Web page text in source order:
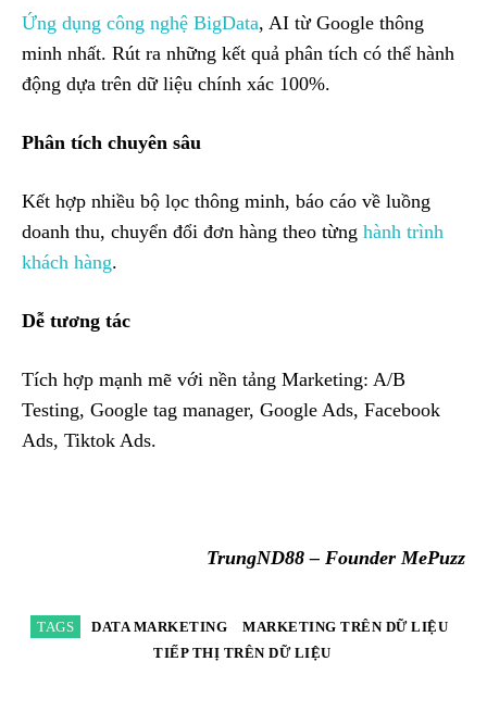
Ứng dụng công nghệ BigData, AI từ Google thông
minh nhất. Rút ra những kết quả phân tích có thể hành
động dựa trên dữ liệu chính xác 100%.
Phân tích chuyên sâu
Kết hợp nhiều bộ lọc thông minh, báo cáo về luồng
doanh thu, chuyển đổi đơn hàng theo từng hành trình
khách hàng.
Dễ tương tác
Tích hợp mạnh mẽ với nền tảng Marketing: A/B
Testing, Google tag manager, Google Ads, Facebook
Ads, Tiktok Ads.
TrungND88 – Founder MePuzz
TAGS DATA MARKETING
MARKETING TRÊN DỮ LIỆU
TIẾP THỊ TRÊN DỮ LIỆU